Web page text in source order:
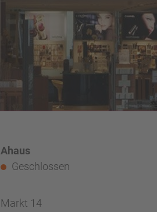
Ahaus
Geschlossen
Markt 14